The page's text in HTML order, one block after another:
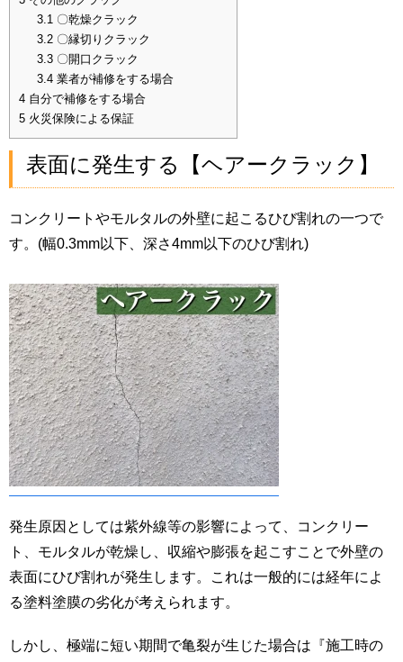
3.1 〇乾燥クラック
3.2〇縁切りクラック
3.3〇開口クラック
3.4業者が補修をする場合
4 自分で補修をする場合
5 火災保険による保証
表面に発生する【ヘアークラック】
コンクリートやモルタルの外壁に起こるひび割れの一つで
す。(幅0.3mm以下、深さ4mm以下のひび割れ)
発生原因としては紫外線等の影響によって、コンクリー
ト、モルタルが乾燥し、収縮や膨張を起こすことで外壁の
表面にひび割れが発生します。これは一般的には経年によ
る塗料塗膜の劣化が考えられます。
しかし、極端に短い期間で亀裂が生じた場合は『施工時の